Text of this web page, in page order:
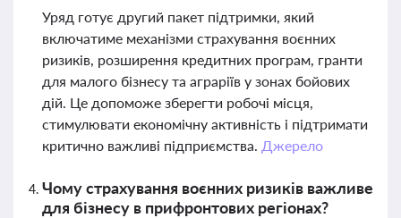
Уряд готує другий пакет підтримки, який
включатиме механізми страхування воєнних
ризиків, розширення кредитних програм, гранти
для малого бізнесу та аграріїв у зонах бойових
дій. Це допоможе зберегти робочі місця,
стимулювати економічну активність і підтримати
критично важливі підприємства. Джерело
Чому страхування воєнних ризиків важливе
для бізнесу в прифронтових регіонах?